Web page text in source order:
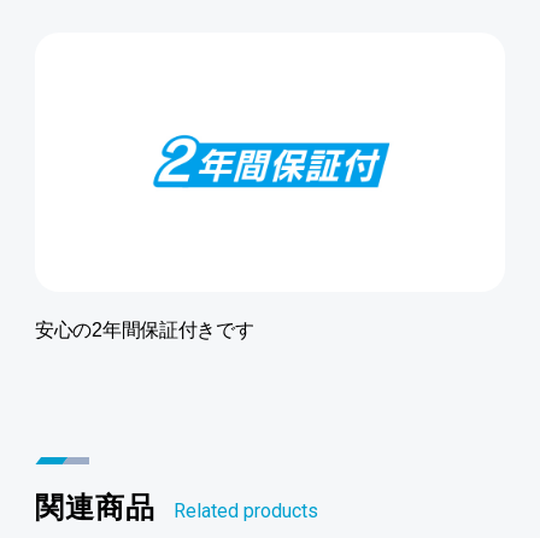
安心の2年間保証付きです
関連商品 Related products